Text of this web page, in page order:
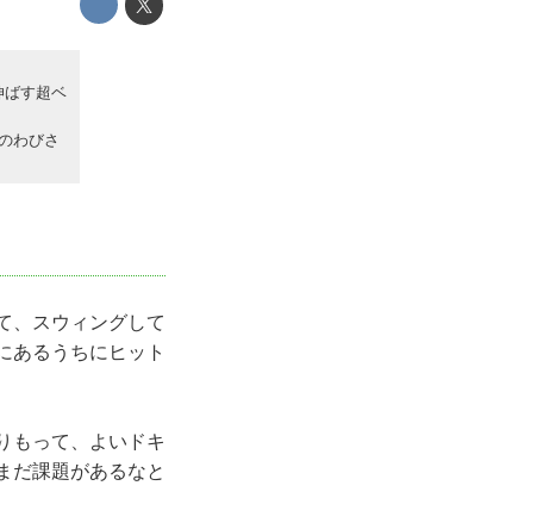
ばす超ベ
わびさ
、スウィングして
あるうちにヒット
もって、よいドキ
だ課題があるなと